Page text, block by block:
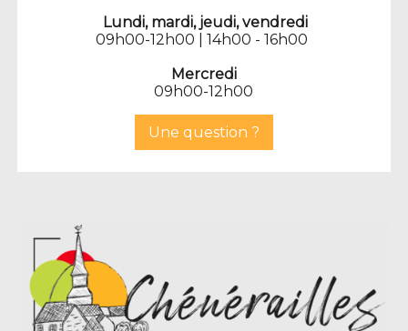
Lundi, mardi, jeudi, vendredi
09h00-12h00 | 14h00 - 16h00
Mercredi
09h00-12h00
Une question ?